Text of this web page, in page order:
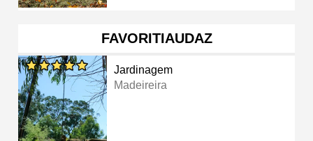
FAVORITIAUDAZ
Jardinagem
Madeireira